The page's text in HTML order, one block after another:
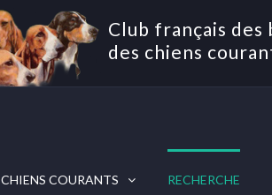
Club français des
des chiens
CHIENS COURANTS RECHERCHE